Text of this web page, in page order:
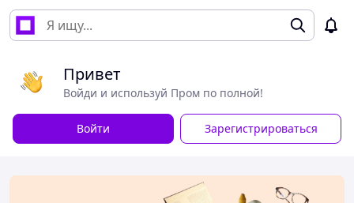
Привет
Войди и используй Пром по полной!
Войти Зарегистрироваться